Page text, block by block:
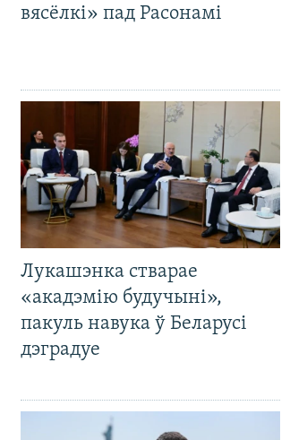
вясёлкі» пад Расонамі
Лукашэнка стварае
«акадэмію будучыні»,
пакуль навука ў Беларусі
дэградуе